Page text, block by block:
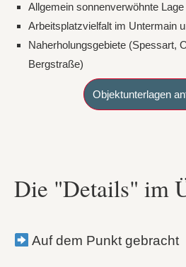
Allgemein sonnenverwöhnte Lage
Arbeitsplatzvielfalt im Untermain
Naherholungsgebiete (Spessart,
Bergstraße)
Objektunterlagen
Die "Details" im
Auf dem Punkt gebracht